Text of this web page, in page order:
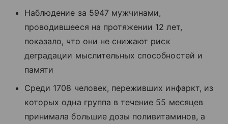
Наблюдение за 5947 мужчинами,
проводившееся на протяжении 12 лет,
показало, что они не снижают риск
деградации мыслительных способностей и
памяти
Среди 1708 человек, переживших инфаркт, из
которых одна группа в течение 55 месяцев
принимала большие дозы поливитаминов, а